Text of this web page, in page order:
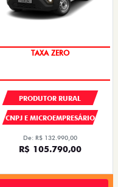
TAXA ZERO
PRODUTOR RURAL
CNPJ E MICROEMPRESÁRIO
De: R$ 132.990,00
R$ 105.790,00